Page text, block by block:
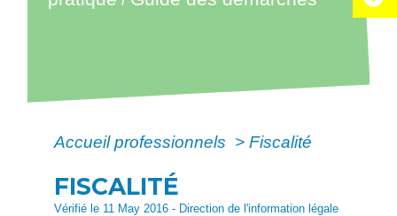
Accueil professionnels > Fiscalité
FISCALITÉ
Vérifié le 11 May 2016 - Direction de l'information légale